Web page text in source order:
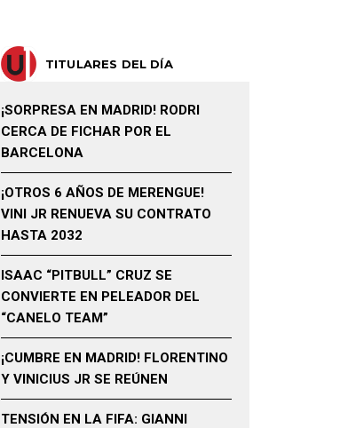
TITULARES DEL DÍA
¡SORPRESA EN MADRID! RODRI
CERCA DE FICHAR POR EL
BARCELONA
¡OTROS 6 AÑOS DE MERENGUE!
VINI JR RENUEVA SU CONTRATO
HASTA 2032
ISAAC “PITBULL” CRUZ SE
CONVIERTE EN PELEADOR DEL
“CANELO TEAM”
¡CUMBRE EN MADRID! FLORENTINO
Y VINICIUS JR SE REÚNEN
TENSIÓN EN LA FIFA: GIANNI